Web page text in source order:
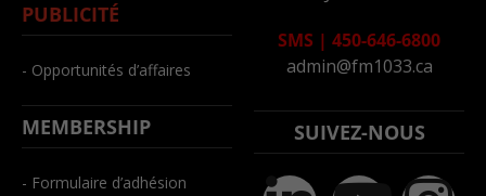
PUBLICITÉ
- Opportunités d’affaires
MEMBERSHIP
- Formulaire d’adhésion
SMS | 450-646-6800
admin@fm1033.ca
SUIVEZ-NOUS